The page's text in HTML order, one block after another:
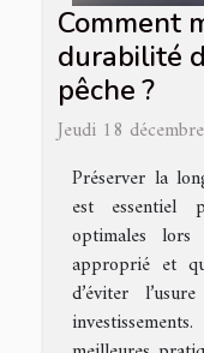
Comment
durabilité
pêche ?
Jeudi 18
Préserver la
est essentiel
optimales
approprié et
d’éviter